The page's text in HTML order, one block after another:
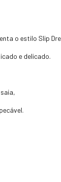
o estilo Slip
e delicado.